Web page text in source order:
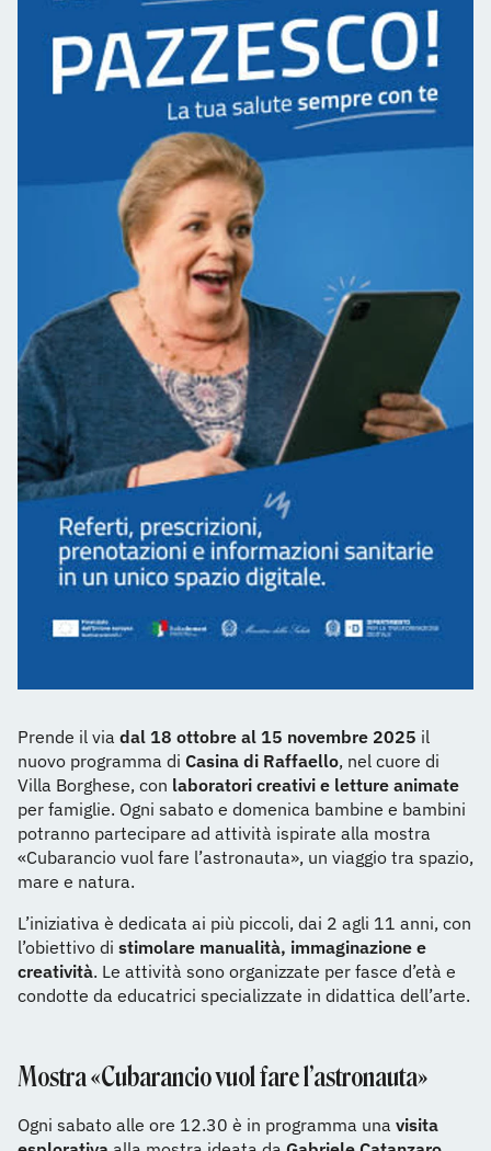
Prende il via dal 18 ottobre al 15 novembre 2025 il
nuovo programma di Casina di Raffaello, nel cuore di
Villa Borghese, con laboratori creativi e letture animate
per famiglie. Ogni sabato e domenica bambine e bambini
potranno partecipare ad attività ispirate alla mostra
«Cubarancio vuol fare l’astronauta», un viaggio tra spazio,
mare e natura.
L’iniziativa è dedicata ai più piccoli, dai 2 agli 11 anni, con
l’obiettivo di stimolare manualità, immaginazione e
creatività. Le attività sono organizzate per fasce d’età e
condotte da educatrici specializzate in didattica dell’arte.
Mostra «Cubarancio vuol fare l’astronauta»
Ogni sabato alle ore 12.30 è in programma una visita